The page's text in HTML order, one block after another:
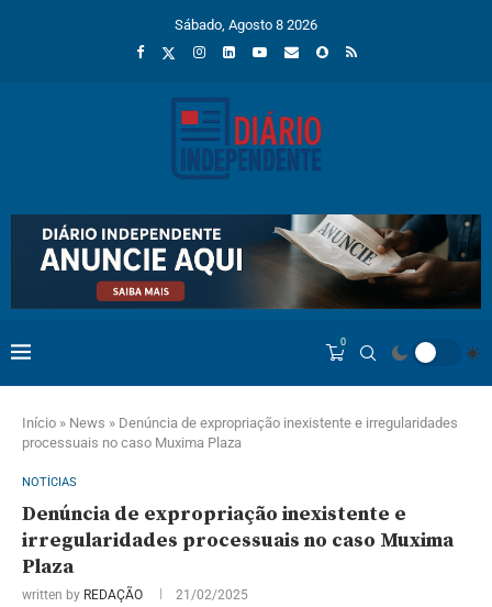
Sábado, Agosto 8 2026
0
Início » News » Denúncia de expropriação inexistente e irregularidades
processuais no caso Muxima Plaza
NOTÍCIAS
Denúncia de expropriação inexistente e
irregularidades processuais no caso Muxima
Plaza
written by REDAÇÃO 21/02/2025